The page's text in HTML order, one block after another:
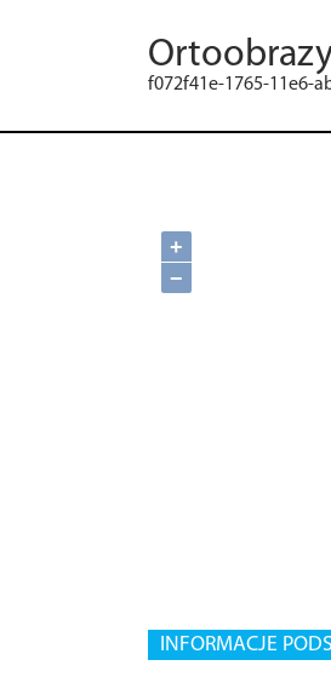
f072f41e-1765-11e6-
+
−
INFORMACJE